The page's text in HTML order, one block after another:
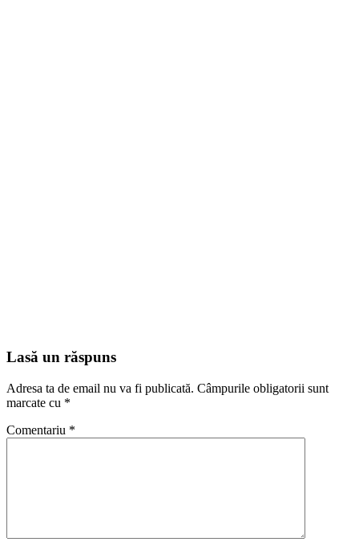
Lasă un răspuns
Adresa ta de email nu va fi publicată. Câmpurile obligatorii sunt
marcate cu *
Comentariu *